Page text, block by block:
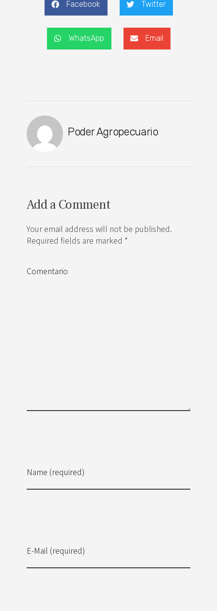
Facebook Twitter
WhatsApp Email
Poder Agropecuario
Add a Comment
Your email address will not be published.
Required fields are marked *
Name (required)
E-Mail (required)
Comentario